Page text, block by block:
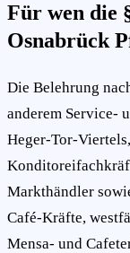
Für wen die
Osnabrück
Die Belehrung
anderem Service-
Heger-Tor-
Markthändler
Café-Kräfte,
Mensa- und